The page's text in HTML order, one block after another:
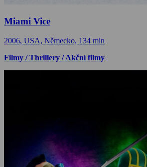
Miami Vice
2006, USA, Německo, 134 min
Filmy / Thrillery / Akční filmy